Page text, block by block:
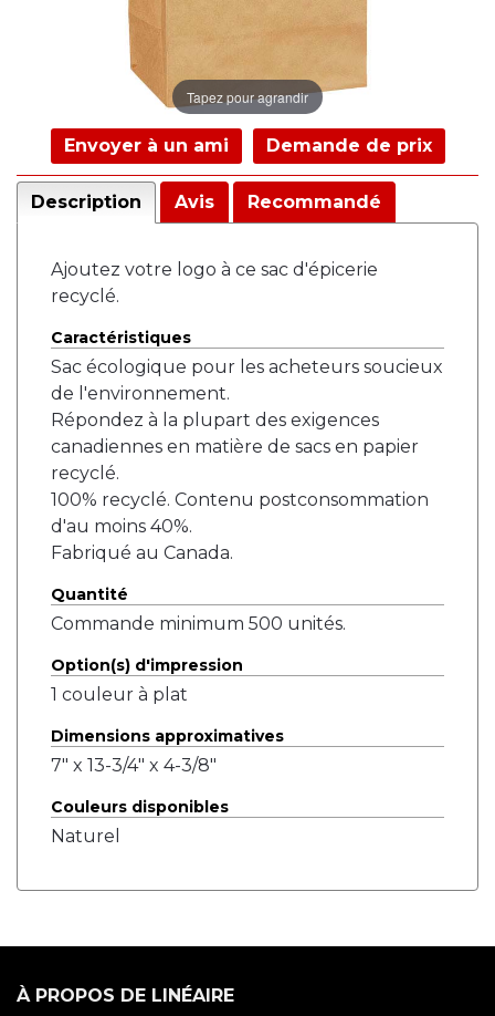
Tapez pour agrandir
Envoyer à un ami Demande de prix
Description Avis Recommandé
Ajoutez votre logo à ce sac d'épicerie
recyclé.
Caractéristiques
Sac écologique pour les acheteurs soucieux
de l'environnement.
Répondez à la plupart des exigences
canadiennes en matière de sacs en papier
recyclé.
100% recyclé. Contenu postconsommation
d'au moins 40%.
Fabriqué au Canada.
Quantité
Commande minimum 500 unités.
Option(s) d'impression
1 couleur à plat
Dimensions approximatives
7" x 13-3/4" x 4-3/8"
Couleurs disponibles
Naturel
À PROPOS DE LINÉAIRE